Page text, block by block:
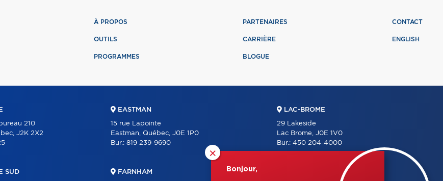
×
Bonjour,
À PROPOS
OUTILS
PROGRAMMES
PARTENAIRES
CARRIÈRE
BLOGUE
CONTACT
ENGLISH
210
J2K 2X2
SUD
EASTMAN
15 rue Lapointe
Eastman, Québec, J0E 1P0
Bur.: 819 239-9690
FARNHAM
LAC-BROME
29 Lakeside
Lac Brome, J0E 1V0
Bur.: 450 204-4000